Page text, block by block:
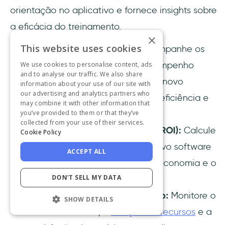
orientação no aplicativo e fornece insights sobre
a eficácia do treinamento.
Métricas de desempenho:Acompanhe os
principais indicadores de desempenho
(KPIs) para medir o impacto do novo
software na produtividade, na eficiência e
nas taxas de erro.
Retorno sobre o investimento (ROI): Calcule
os benefícios financeiros do novo software
comparando os custos com a economia e o
aumento da receita.
Métricas de adoção do produto: Monitore o
adoção de recursos e a
×
This website uses cookies
We use cookies to personalise content, ads
and to analyse our traffic. We also share
information about your use of our site with
our advertising and analytics partners who
may combine it with other information that
you’ve provided to them or that they’ve
collected from your use of their services.
Cookie Policy
ACCEPT ALL
DON'T SELL MY DATA
SHOW DETAILS